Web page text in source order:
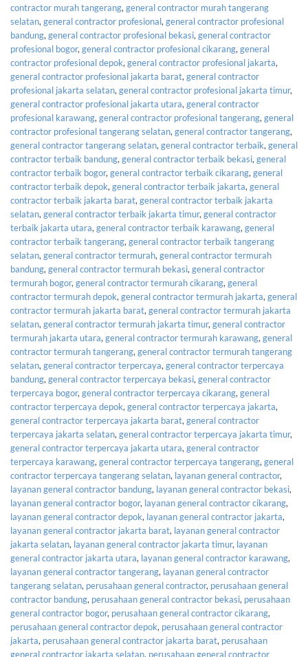
contractor murah tangerang, general contractor murah tangerang
selatan, general contractor profesional, general contractor profesional
bandung, general contractor profesional bekasi, general contractor
profesional bogor, general contractor profesional cikarang, general
contractor profesional depok, general contractor profesional jakarta,
general contractor profesional jakarta barat, general contractor
profesional jakarta selatan, general contractor profesional jakarta timur,
general contractor profesional jakarta utara, general contractor
profesional karawang, general contractor profesional tangerang, general
contractor profesional tangerang selatan, general contractor tangerang,
general contractor tangerang selatan, general contractor terbaik, general
contractor terbaik bandung, general contractor terbaik bekasi, general
contractor terbaik bogor, general contractor terbaik cikarang, general
contractor terbaik depok, general contractor terbaik jakarta, general
contractor terbaik jakarta barat, general contractor terbaik jakarta
selatan, general contractor terbaik jakarta timur, general contractor
terbaik jakarta utara, general contractor terbaik karawang, general
contractor terbaik tangerang, general contractor terbaik tangerang
selatan, general contractor termurah, general contractor termurah
bandung, general contractor termurah bekasi, general contractor
termurah bogor, general contractor termurah cikarang, general
contractor termurah depok, general contractor termurah jakarta, general
contractor termurah jakarta barat, general contractor termurah jakarta
selatan, general contractor termurah jakarta timur, general contractor
termurah jakarta utara, general contractor termurah karawang, general
contractor termurah tangerang, general contractor termurah tangerang
selatan, general contractor terpercaya, general contractor terpercaya
bandung, general contractor terpercaya bekasi, general contractor
terpercaya bogor, general contractor terpercaya cikarang, general
contractor terpercaya depok, general contractor terpercaya jakarta,
general contractor terpercaya jakarta barat, general contractor
terpercaya jakarta selatan, general contractor terpercaya jakarta timur,
general contractor terpercaya jakarta utara, general contractor
terpercaya karawang, general contractor terpercaya tangerang, general
contractor terpercaya tangerang selatan, layanan general contractor,
layanan general contractor bandung, layanan general contractor bekasi,
layanan general contractor bogor, layanan general contractor cikarang,
layanan general contractor depok, layanan general contractor jakarta,
layanan general contractor jakarta barat, layanan general contractor
jakarta selatan, layanan general contractor jakarta timur, layanan
general contractor jakarta utara, layanan general contractor karawang,
layanan general contractor tangerang, layanan general contractor
tangerang selatan, perusahaan general contractor, perusahaan general
contractor bandung, perusahaan general contractor bekasi, perusahaan
general contractor bogor, perusahaan general contractor cikarang,
perusahaan general contractor depok, perusahaan general contractor
jakarta, perusahaan general contractor jakarta barat, perusahaan
general contractor jakarta selatan, perusahaan general contractor